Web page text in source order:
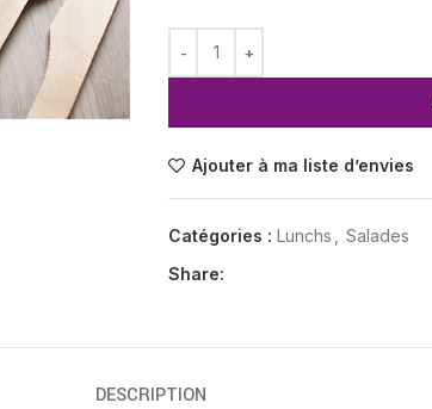
Ajouter à ma liste d’envies
Catégories : Lunchs
Salades
Share:
DESCRIPTION